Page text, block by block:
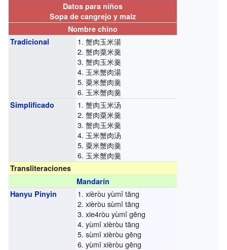
Datos para niños
Sopa de cangrejo y maíz
Nombre chino
Tradicional
1. 蟹肉玉米湯
2. 蟹肉粟米羹
3. 蟹肉玉米羹
4. 玉米蟹肉湯
5. 粟米蟹肉羹
6. 玉米蟹肉羹
Simplificado
1. 蟹肉玉米汤
2. 蟹肉粟米羹
3. 蟹肉玉米羹
4. 玉米蟹肉汤
5. 粟米蟹肉羹
6. 玉米蟹肉羹
Transliteraciones
Mandarín
Hanyu Pinyin
1. xièròu yùmǐ tāng
2. xièròu sùmǐ tāng
3. xie4ròu yùmǐ gēng
4. yùmǐ xièròu tāng
5. sùmǐ xièròu gēng
6. yùmǐ xièròu gēng